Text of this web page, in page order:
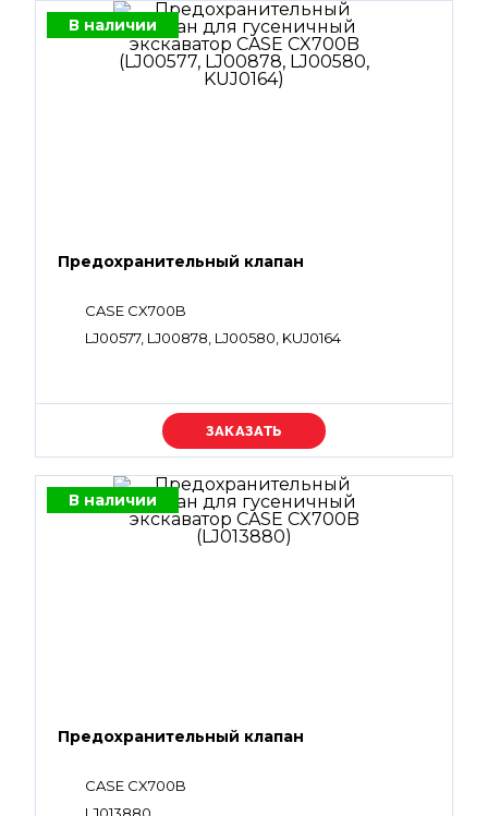
В наличии
Предохранительный клапан
CASE CX700B
LJ00577, LJ00878, LJ00580, KUJ0164
Уточняйте цену
В наличии
Предохранительный клапан
CASE CX700B